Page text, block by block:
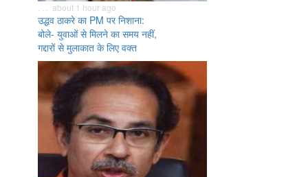
. . . about 1 hour ago
उद्धव ठाकरे का PM पर निशाना:
बोले- युवाओं से मिलने का समय नहीं,
गद्दारों से मुलाकात के लिए वक्त